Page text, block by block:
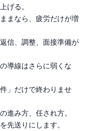
げる。
まなら、疲労だけが増
信、調整、面接準備が
導線はさらに弱くな
」だけで終わりませ
進み方、任され方。
先送りにします。